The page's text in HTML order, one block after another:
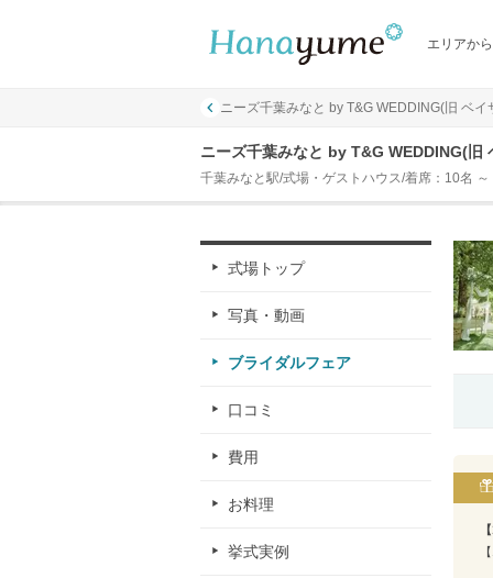
エリアか
ニーズ千葉みなと by T&G WEDDING(旧 ベ
ニーズ千葉みなと by T&G WEDDING(旧
千葉みなと駅/式場・ゲストハウス/着席：10名
式場トップ
写真・動画
ブライダルフェア
口コミ
費用
お料理
挙式実例